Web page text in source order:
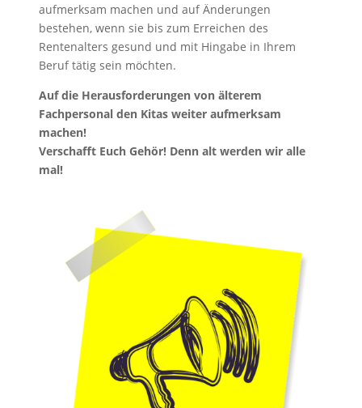
aufmerksam machen und auf Änderungen
bestehen, wenn sie bis zum Erreichen des
Rentenalters gesund und mit Hingabe in Ihrem
Beruf tätig sein möchten.
Auf die Herausforderungen von älterem
Fachpersonal den Kitas weiter aufmerksam
machen!
Verschafft Euch Gehör! Denn alt werden wir alle
mal!